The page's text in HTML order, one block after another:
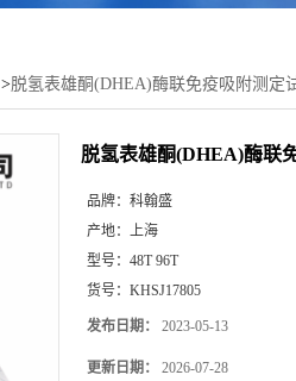
>脱氢表雄酮(DHEA)酶联免疫吸附测定
脱氢表雄酮(DHEA)酶联
品牌： 科翰盛
产地： 上海
型号： 48T 96T
货号： KHSJ17805
发布日期： 2023-05-13
更新日期： 2026-07-28